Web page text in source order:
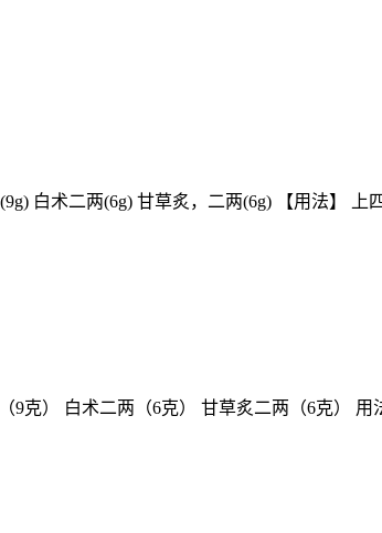
白术二两(6g) 甘草炙，二两(6g) 【用法】
克） 白术二两（6克） 甘草炙二两（6克）